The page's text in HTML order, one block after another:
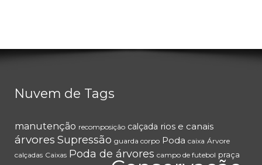
Nuvem de Tags
manutenção recomposição calçada rios e canais
árvores Supressão guarda corpo Poda caixa Árvore
calçadas Caixas Poda de árvores campo de futebol praça